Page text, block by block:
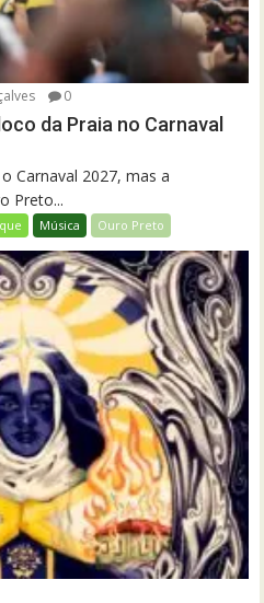
0
da Praia no Carnaval
Carnaval 2027, mas a
Preto...
Música Ouro Preto